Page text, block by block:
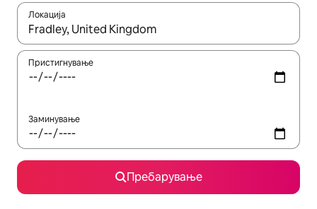
Локација
Кога резултатите се достапни, движете се со копчињата
Пристигнување
Заминување
Пребарување